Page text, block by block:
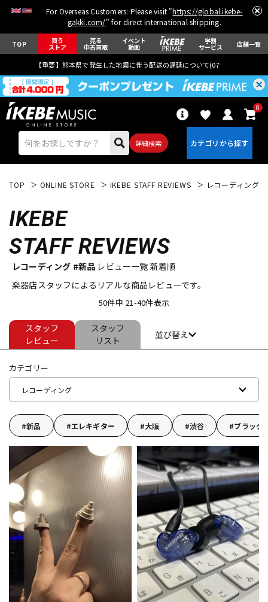
For Overseas Customers: Please visit "https://global.ikebe-
gakki.com/" for direct international shipping.
TOP 買う
ストア
売る
中古買取
イベント
動画
学割
サービス 店舗一覧
【重要】熊本県で発生した地震に伴う配送の遅延について(07月29日
詳細検索
0
エレキギター
ベース ウクレレ
ドラム パーカッション
管楽器 その他楽器
アンプ エフェクター
DTM
DTM オンライン納品 レコーディング機器
配信/ライブ機器 楽器アクセサリ
TOP ONLINE STORE IKEBE STAFF REVIEWS レコーディング
IKEBE
STAFF REVIEWS
レコーディング #新品 レビュー一覧 新着順
楽器店スタッフによるリアルな商品レビューです。
50件中 21-40件表示
スタッフ
レビュー
スタッフ
リスト
並び替え
カテゴリー
レコーディング
新品 エレキギター 大阪 渋谷 ブラック